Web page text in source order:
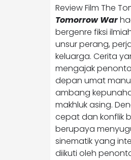
Review Film The
Tomorrow War
bergenre fiksi
unsur perang,
keluarga. Cerita
mengajak
depan umat
ambang
makhluk asing.
cepat dan konflik
berupaya
sinematik yang
diikuti oleh